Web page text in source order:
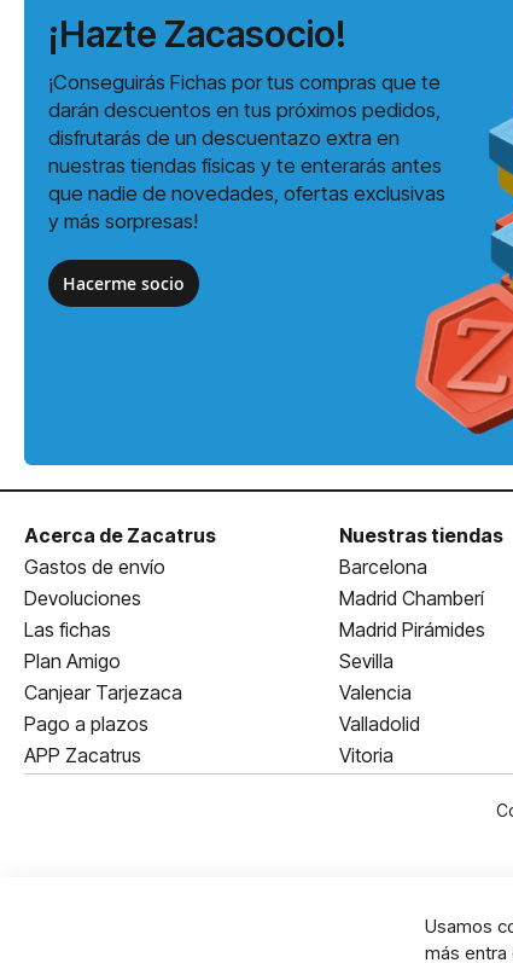
¡Hazte Zacasocio!
¡Conseguirás Fichas por tus compras que te
darán descuentos en tus próximos pedidos,
disfrutarás de un descuentazo extra en
nuestras tiendas físicas y te enterarás antes
que nadie de novedades, ofertas exclusivas
y más sorpresas!
Hacerme socio
Acerca de Zacatrus
Gastos de envío
Devoluciones
Las fichas
Plan Amigo
Canjear Tarjezaca
Pago a plazos
APP Zacatrus
Nuestras tiendas
Barcelona
Madrid Chamberí
Madrid Pirámides
Sevilla
Valencia
Valladolid
Vitoria
Usamos
más entra